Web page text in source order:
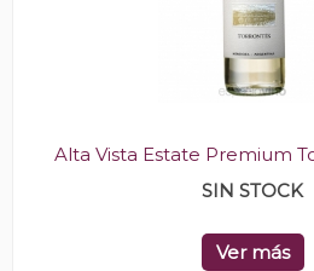
Alta Vista Estate Premium
SIN STOCK
Ver más